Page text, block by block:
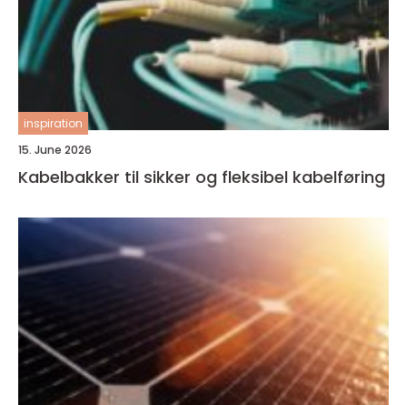
inspiration
15. June 2026
Kabelbakker til sikker og fleksibel kabelføring